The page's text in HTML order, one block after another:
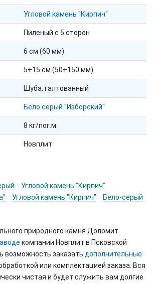
Угловой камень "Кирпич"
Пиленый с 5 сторон
6 см (60 мм)
5+15 см (50+150 мм)
Шуба, галтованный
Бело серый "Изборский"
8 кг/пог.м
Новплит
Угловой камень "Кирпич"
Угловой камень "Кирпич" Бело-серый
природного камня Доломит.
компании Новплит в Псковской
возможность заказать дополнительные
или комплектацией заказа. Вся
чистая и будет служить вам долгие